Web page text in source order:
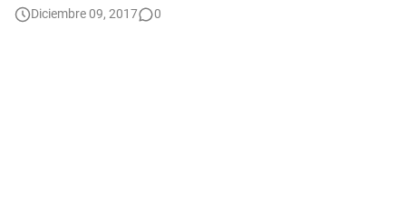
Diciembre 09, 2017 0